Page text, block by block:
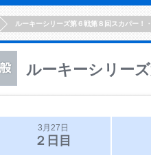
ルーキーシリーズ第６戦第８回スカパー！
ルーキーシリー
3月27日
２日目